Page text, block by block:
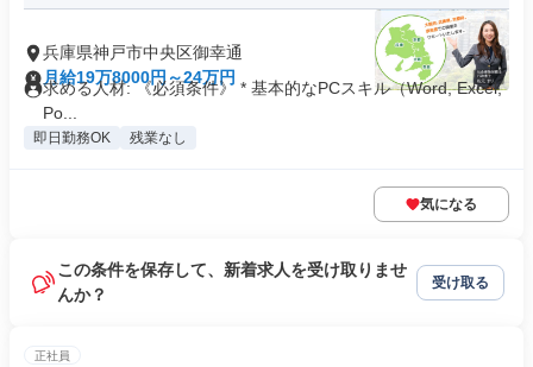
兵庫県神戸市中央区御幸通
月給19万8000円～24万円
求める人材: 《必須条件》 * 基本的なPCスキル（Word, Excel,
Po...
即日勤務OK 残業なし
気になる
この条件を保存して、新着求人を受け取りませ
んか？
受け取る
正社員